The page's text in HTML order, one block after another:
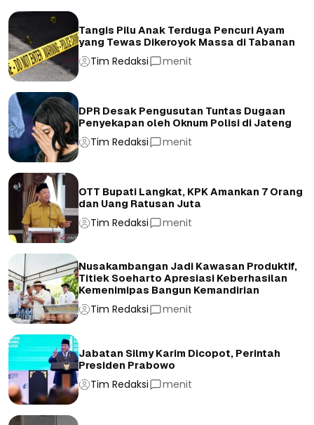
Tangis Pilu Anak Terduga Pencuri Ayam
yang Tewas Dikeroyok Massa di Tabanan
Tim Redaksi menit
DPR Desak Pengusutan Tuntas Dugaan
Penyekapan oleh Oknum Polisi di Jateng
Tim Redaksi menit
OTT Bupati Langkat, KPK Amankan 7 Orang
dan Uang Ratusan Juta
Tim Redaksi menit
Nusakambangan Jadi Kawasan Produktif,
Titiek Soeharto Apresiasi Keberhasilan
Kemenimipas Bangun Kemandirian
Tim Redaksi menit
Jabatan Silmy Karim Dicopot, Perintah
Presiden Prabowo
Tim Redaksi menit